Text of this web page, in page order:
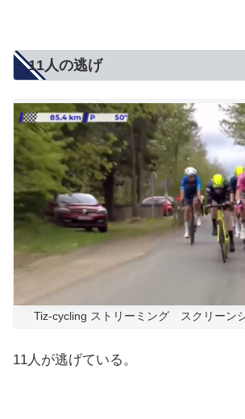
11人の逃げ
Tiz-cycling ストリーミング スクリーン
11人が逃げている。